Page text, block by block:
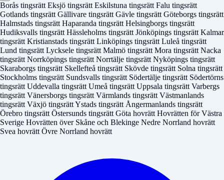
Borås tingsrätt Eksjö tingsrätt Eskilstuna tingsrätt Falu tingsrätt
Gotlands tingsrätt Gällivare tingsrätt Gävle tingsrätt Göteborgs tingsrätt
Halmstads tingsrätt Haparanda tingsrätt Helsingborgs tingsrätt
Hudiksvalls tingsrätt Hässleholms tingsrätt Jönköpings tingsrätt Kalmar
tingsrätt Kristianstads tingsrätt Linköpings tingsrätt Luleå tingsrätt
Lund tingsrätt Lycksele tingsrätt Malmö tingsrätt Mora tingsrätt Nacka
tingsrätt Norrköpings tingsrätt Norrtälje tingsrätt Nyköpings tingsrätt
Skaraborgs tingsrätt Skellefteå tingsrätt Skövde tingsrätt Solna tingsrätt
Stockholms tingsrätt Sundsvalls tingsrätt Södertälje tingsrätt Södertörns
tingsrätt Uddevalla tingsrätt Umeå tingsrätt Uppsala tingsrätt Varbergs
tingsrätt Vänersborgs tingsrätt Värmlands tingsrätt Västmanlands
tingsrätt Växjö tingsrättYstads tingsrätt Ångermanlands tingsrätt
Örebro tingsrätt Östersunds tingsrätt Göta hovrätt Hovrätten för Västra
Sverige Hovrätten över Skåne och Blekinge Nedre Norrland hovrätt
Svea hovrätt Övre Norrland hovrätt